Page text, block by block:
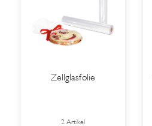
Zellglasfolie
2 Artikel